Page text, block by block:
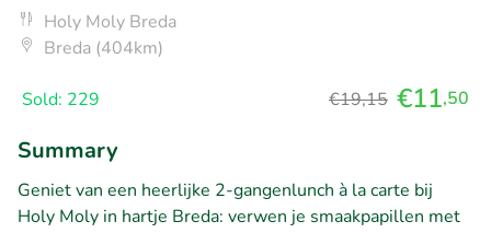
Holy Moly Breda
Breda (404km)
Sold: 229 €19,15 €11,50
Summary
Geniet van een heerlijke 2-gangenlunch à la carte bij
Holy Moly in hartje Breda: verwen je smaakpapillen met